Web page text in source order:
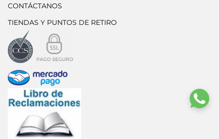
CONTÁCTANOS
TIENDAS Y PUNTOS DE RETIRO